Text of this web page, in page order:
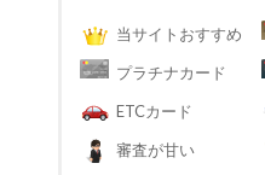
当サイトおすすめ
プラチナカード
ETCカード
審査が甘い